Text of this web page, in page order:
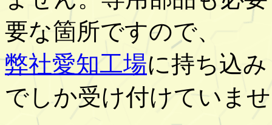
要な箇所ですので、
弊社愛知工場に持ち込
でしか受け付けていま